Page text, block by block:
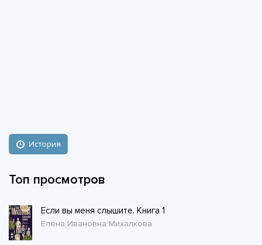
История
Топ просмотров
Если вы меня слышите. Книга 1
Елена Ивановна Михалкова